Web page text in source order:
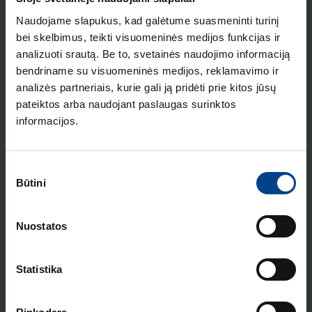
Naudojame slapukus, kad galėtume suasmeninti turinį
bei skelbimus, teikti visuomeninės medijos funkcijas ir
analizuoti srautą. Be to, svetainės naudojimo informaciją
bendriname su visuomeninės medijos, reklamavimo ir
analizės partneriais, kurie gali ją pridėti prie kitos jūsų
pateiktos arba naudojant paslaugas surinktos
informacijos.
pasirinkimas
Būtini
Nuostatos
Statistika
ATSISIUNTIMAI
Katalogas (lit) Atsisiųsti čia
STRAIPSNIAI
18.2.2026
HAGER lumina intense
GAMINIAI